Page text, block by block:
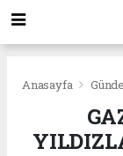
Anasayfa